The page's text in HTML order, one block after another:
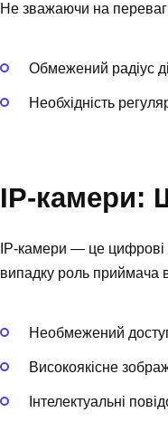
Не зважаючи на
Обмежений радіус
Необхідність
IP-камери:
IP-камери — це цифрові
випадку роль приймача
Необмежений доступ
Високоякісне
Інтелектуальні